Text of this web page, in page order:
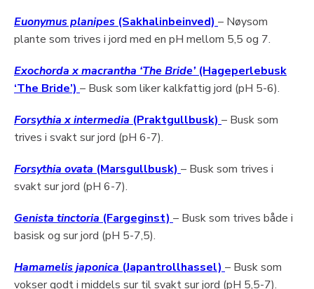
Euonymus planipes (Sakhalinbeinved) – Nøysom
plante som trives i jord med en pH mellom 5,5 og 7.
Exochorda x macrantha ‘The Bride’ (Hageperlebusk
‘The Bride’) – Busk som liker kalkfattig jord (pH 5-6).
Forsythia x intermedia (Praktgullbusk) – Busk som
trives i svakt sur jord (pH 6-7).
Forsythia ovata (Marsgullbusk) – Busk som trives i
svakt sur jord (pH 6-7).
Genista tinctoria (Fargeginst) – Busk som trives både i
basisk og sur jord (pH 5-7,5).
Hamamelis japonica (Japantrollhassel) – Busk som
vokser godt i middels sur til svakt sur jord (pH 5,5-7).